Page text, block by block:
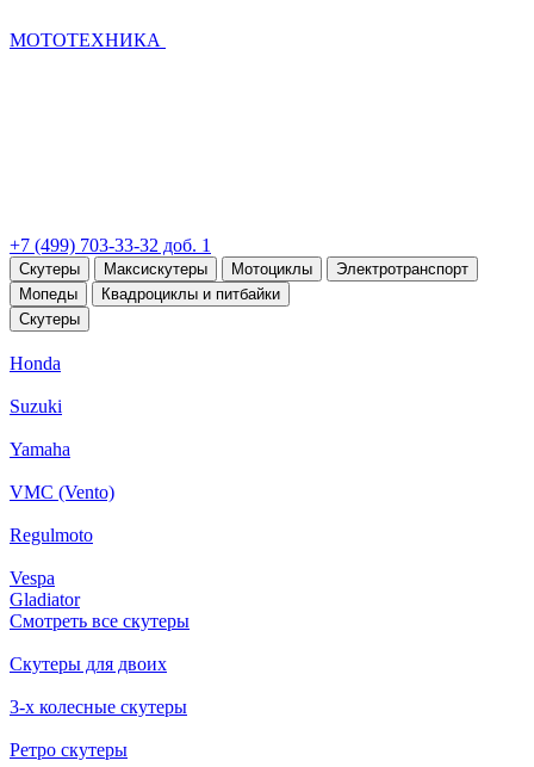
МОТОТЕХНИКА
+7 (499) 703-33-32 доб. 1
Скутеры Максискутеры Мотоциклы
Электротранспорт
Мопеды
Квадроциклы и питбайки
Скутеры
Honda
Suzuki
Yamaha
VMC (Vento)
Regulmoto
Vespa
Gladiator
Смотреть все скутеры
Скутеры для двоих
3-х колесные скутеры
Ретро скутеры